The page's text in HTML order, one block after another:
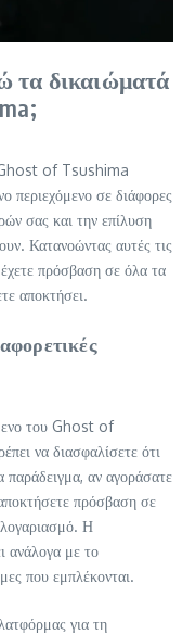
τα δικαιώματά
Ghost of Tsushima
περιεχόμενο σε διάφορες
σας και την επίλυση
Κατανοώντας αυτές τις
έχετε πρόσβαση σε όλα τα
αποκτήσει.
του Ghost of
να διασφαλίσετε ότι
παράδειγμα, αν αγοράσατε
πρόσβαση σε
Η
ανάλογα με το
που εμπλέκονται.
για τη